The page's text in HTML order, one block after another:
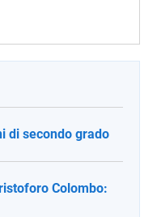
di secondo grado
Colombo: